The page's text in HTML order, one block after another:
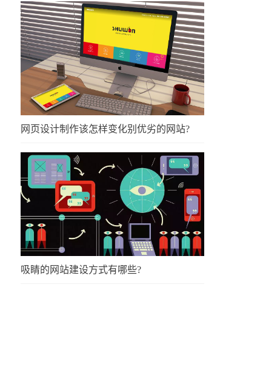
网页设计制作该怎样变化别优劣的网站?
吸睛的网站建设方式有哪些?